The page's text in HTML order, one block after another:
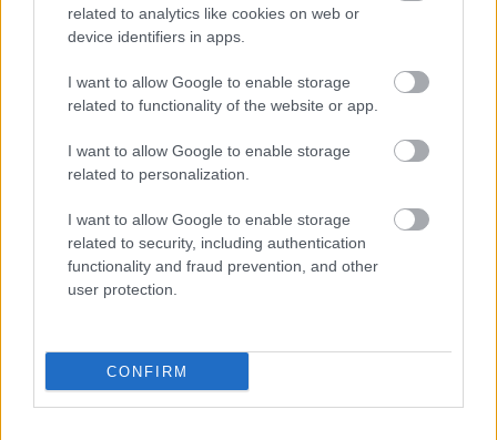
related to analytics like cookies on web or
device identifiers in apps.
I want to allow Google to enable storage
related to functionality of the website or app.
I want to allow Google to enable storage
related to personalization.
I want to allow Google to enable storage
related to security, including authentication
functionality and fraud prevention, and other
user protection.
CONFIRM
Címkék:könyv akció fantasy dráma fantasztikus
justin cronin a szabadulás
Ajánlott bejegyzések:
Christopher Moore - Lestrapált lelkek
Herman Koch - Nyaraló úszómedencével